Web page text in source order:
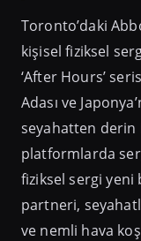
Toronto’daki
kişisel fiziksel
‘After Hours’
Adası ve
seyahatten derin
platformlarda
fiziksel sergi yeni
partneri,
ve nemli hava